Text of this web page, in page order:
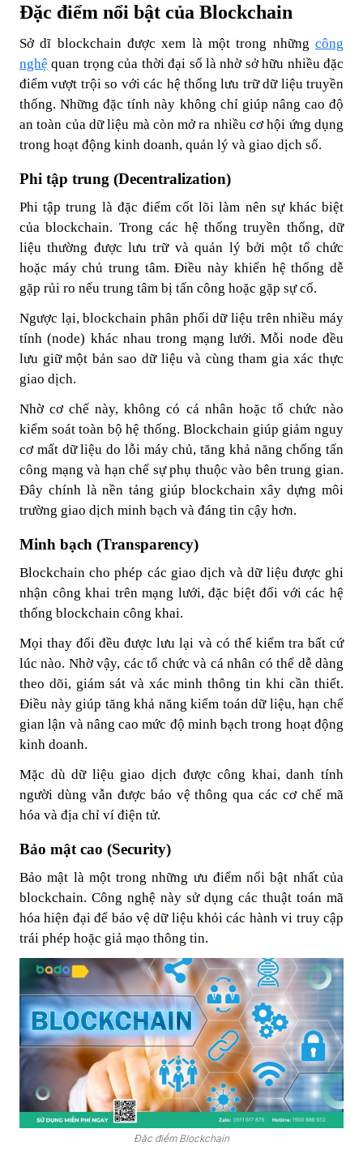
Đặc điểm nổi bật của Blockchain
Sở dĩ blockchain được xem là một trong những công
nghệ quan trọng của thời đại số là nhờ sở hữu nhiều đặc
điểm vượt trội so với các hệ thống lưu trữ dữ liệu truyền
thống. Những đặc tính này không chỉ giúp nâng cao độ
an toàn của dữ liệu mà còn mở ra nhiều cơ hội ứng dụng
trong hoạt động kinh doanh, quản lý và giao dịch số.
Phi tập trung (Decentralization)
Phi tập trung là đặc điểm cốt lõi làm nên sự khác biệt
của blockchain. Trong các hệ thống truyền thống, dữ
liệu thường được lưu trữ và quản lý bởi một tổ chức
hoặc máy chủ trung tâm. Điều này khiến hệ thống dễ
gặp rủi ro nếu trung tâm bị tấn công hoặc gặp sự cố.
Ngược lại, blockchain phân phối dữ liệu trên nhiều máy
tính (node) khác nhau trong mạng lưới. Mỗi node đều
lưu giữ một bản sao dữ liệu và cùng tham gia xác thực
giao dịch.
Nhờ cơ chế này, không có cá nhân hoặc tổ chức nào
kiểm soát toàn bộ hệ thống. Blockchain giúp giảm nguy
cơ mất dữ liệu do lỗi máy chủ, tăng khả năng chống tấn
công mạng và hạn chế sự phụ thuộc vào bên trung gian.
Đây chính là nền tảng giúp blockchain xây dựng môi
trường giao dịch minh bạch và đáng tin cậy hơn.
Minh bạch (Transparency)
Blockchain cho phép các giao dịch và dữ liệu được ghi
nhận công khai trên mạng lưới, đặc biệt đối với các hệ
thống blockchain công khai.
Mọi thay đổi đều được lưu lại và có thể kiểm tra bất cứ
lúc nào. Nhờ vậy, các tổ chức và cá nhân có thể dễ dàng
theo dõi, giám sát và xác minh thông tin khi cần thiết.
Điều này giúp tăng khả năng kiểm toán dữ liệu, hạn chế
gian lận và nâng cao mức độ minh bạch trong hoạt động
kinh doanh.
Mặc dù dữ liệu giao dịch được công khai, danh tính
người dùng vẫn được bảo vệ thông qua các cơ chế mã
hóa và địa chỉ ví điện tử.
Bảo mật cao (Security)
Bảo mật là một trong những ưu điểm nổi bật nhất của
blockchain. Công nghệ này sử dụng các thuật toán mã
hóa hiện đại để bảo vệ dữ liệu khỏi các hành vi truy cập
trái phép hoặc giả mạo thông tin.
Đặc điểm Blockchain